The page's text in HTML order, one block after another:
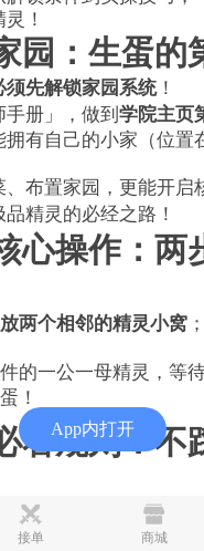
App内打开
！
园：生蛋的
须先解锁家园系统！
册」，做到学院主页
有自己的小家（位置
布置家园，更能开启
品精灵的必经之路！
心操作：两
两个相邻的精灵小窝 ；
的一公一母精灵，等
！
看规则：不
+ 一公一母
（蛋组≠属
接单 商城